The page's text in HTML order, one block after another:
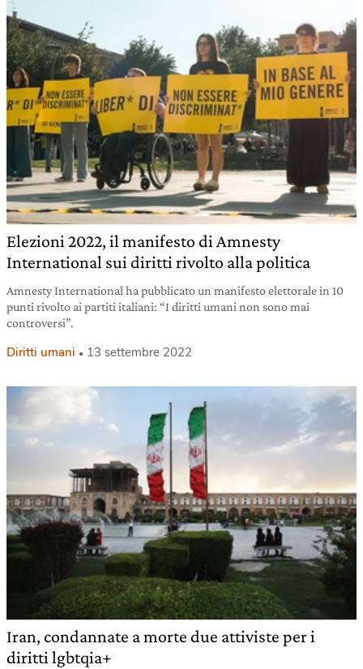
Elezioni 2022, il manifesto di Amnesty
International sui diritti rivolto alla politica
Amnesty International ha pubblicato un manifesto elettorale in 10
punti rivolto ai partiti italiani: “I diritti umani non sono mai
controversi”.
Diritti umani 13 settembre 2022
Iran, condannate a morte due attiviste per i
diritti lgbtqia+